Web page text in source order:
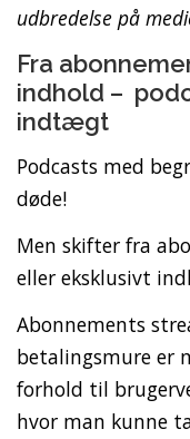
udbredelse på
Fra
indhold –
indtægt
Podcasts med
døde!
Men skifter fra
eller eksklusivt
Abonnements
betalingsmure er
forhold til
hvor man kunne